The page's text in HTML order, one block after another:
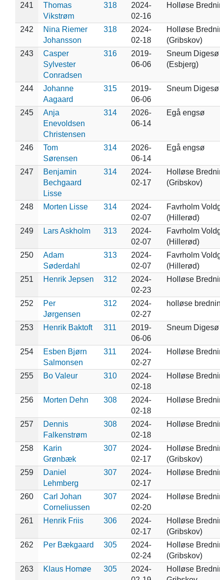
241
Thomas
Vikstrøm
318
2024-
02-16
Holløse
242
Nina Riemer
Johansson
318
2024-
02-18
Holløse
(Gribskov)
243
Casper
Sylvester
Conradsen
316
2019-
06-06
Sneum Digesø
(Esbjerg)
244
Johanne
Aagaard
315
2019-
06-06
Sneum Digesø
245
Anja
Enevoldsen
Christensen
314
2026-
06-14
Egå engsø
246
Tom
Sørensen
314
2026-
06-14
Egå engsø
247
Benjamin
Bechgaard
Lisse
314
2024-
02-17
Holløse
(Gribskov)
248 Morten Lisse 314
2024-
02-07
Favrholm
(Hillerød)
249
Lars Askholm 313
2024-
02-07
Favrholm
(Hillerød)
250
Adam
Søderdahl
313
2024-
02-07
Favrholm
(Hillerød)
251
Henrik Jepsen 312
2024-
02-23
Holløse
252
Per
Jørgensen
312
2024-
02-27
holløse
253 Henrik Baktoft 311
2019-
06-06
Sneum Digesø
254
Esben Bjørn
Salmonsen
311
2024-
02-27
Holløse
255 Bo Valeur 310
2024-
02-18
Holløse
256 Morten Dehn 308
2024-
02-18
Holløse
257
Dennis
Falkenstrøm
308
2024-
02-18
Holløse
258
Karin
Grønbæk
307
2024-
02-17
Holløse
(Gribskov)
259
Daniel
Lehmberg
307
2024-
02-17
Holløse
260
Carl Johan
Corneliussen
307
2024-
02-20
Holløse
261 Henrik Friis 306
2024-
02-17
Holløse
(Gribskov)
262
Per Bækgaard 305
2024-
02-24
Holløse
(Gribskov)
263
Klaus Homøe 305
2024-
Holløse